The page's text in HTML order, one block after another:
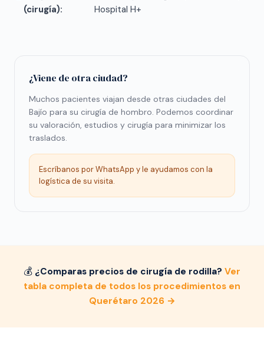
(cirugía):
Hospital H+
¿Viene de otra ciudad?
Muchos pacientes viajan desde otras ciudades del
Bajío para su cirugía de hombro. Podemos coordinar
su valoración, estudios y cirugía para minimizar los
traslados.
Escríbanos por WhatsApp y le ayudamos con la
logística de su visita.
💰 ¿Comparas precios de cirugía de rodilla? Ver
tabla completa de todos los procedimientos en
Querétaro 2026 →